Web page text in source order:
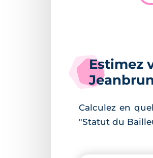
Estimez
Calculez en
"Statut du